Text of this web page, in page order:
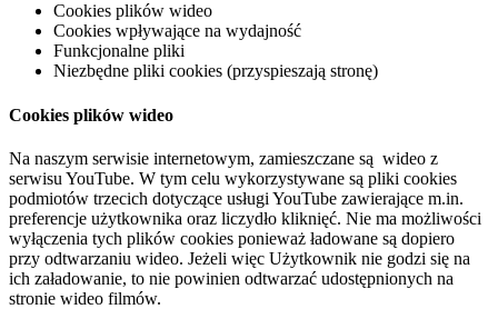
Cookies plików wideo
Cookies wpływające na wydajność
Funkcjonalne pliki
Niezbędne pliki cookies (przyspieszają stronę)
Cookies plików wideo
Na naszym serwisie internetowym, zamieszczane są wideo z
serwisu YouTube. W tym celu wykorzystywane są pliki cookies
podmiotów trzecich dotyczące usługi YouTube zawierające m.in.
preferencje użytkownika oraz liczydło kliknięć. Nie ma możliwości
wyłączenia tych plików cookies ponieważ ładowane są dopiero
przy odtwarzaniu wideo. Jeżeli więc Użytkownik nie godzi się na
ich załadowanie, to nie powinien odtwarzać udostępnionych na
stronie wideo filmów.